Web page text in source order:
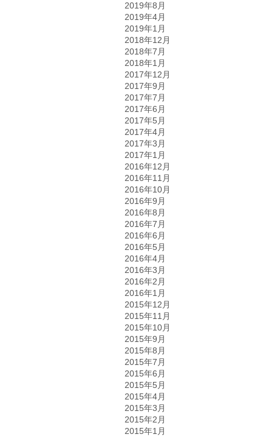
2019年8月
2019年4月
2019年1月
2018年12月
2018年7月
2018年1月
2017年12月
2017年9月
2017年7月
2017年6月
2017年5月
2017年4月
2017年3月
2017年1月
2016年12月
2016年11月
2016年10月
2016年9月
2016年8月
2016年7月
2016年6月
2016年5月
2016年4月
2016年3月
2016年2月
2016年1月
2015年12月
2015年11月
2015年10月
2015年9月
2015年8月
2015年7月
2015年6月
2015年5月
2015年4月
2015年3月
2015年2月
2015年1月